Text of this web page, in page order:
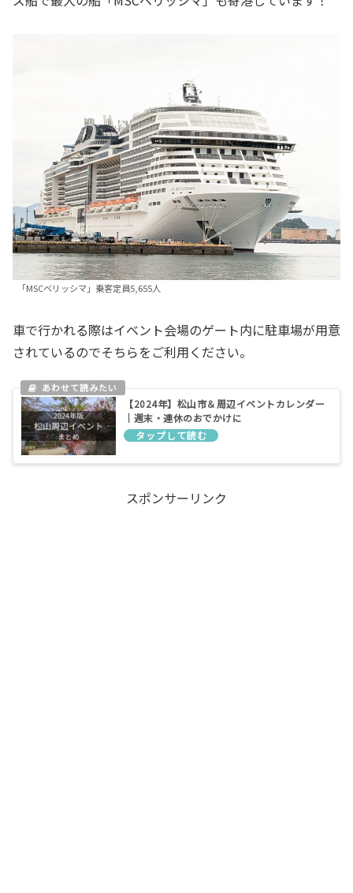
「MSCベリッシマ」乗客定員5,655人
車で行かれる際はイベント会場のゲート内に駐車場が用意
されているのでそちらをご利用ください。
【2024年】松山市＆周辺イベントカレンダー
｜週末・連休のおでかけに
スポンサーリンク